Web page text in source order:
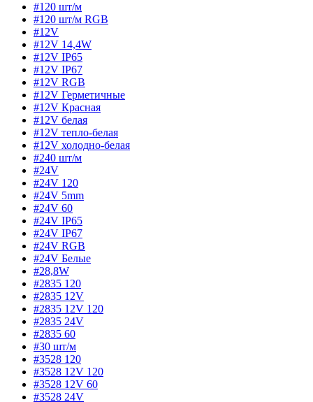
#120 шт/м
#120 шт/м RGB
#12V
#12V 14,4W
#12V IP65
#12V IP67
#12V RGB
#12V Герметичные
#12V Красная
#12V белая
#12V тепло-белая
#12V холодно-белая
#240 шт/м
#24V
#24V 120
#24V 5mm
#24V 60
#24V IP65
#24V IP67
#24V RGB
#24V Белые
#28,8W
#2835 120
#2835 12V
#2835 12V 120
#2835 24V
#2835 60
#30 шт/м
#3528 120
#3528 12V 120
#3528 12V 60
#3528 24V